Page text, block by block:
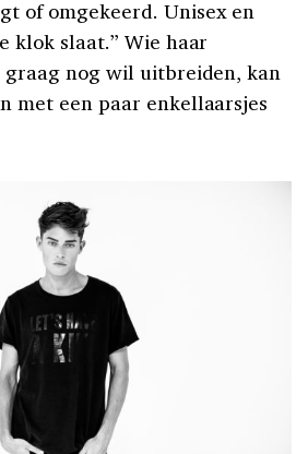
of omgekeerd. Unisex en
klok slaat.” Wie haar
graag nog wil uitbreiden, kan
met een paar enkellaarsjes